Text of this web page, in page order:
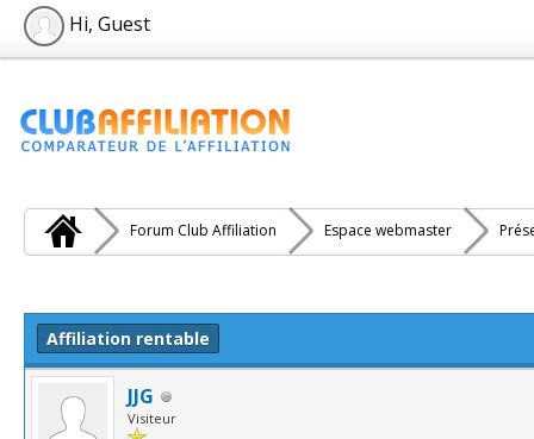
Hi, Guest
Forum Club Affiliation Espace webmaster
Affiliation rentable
JJG
Visiteur